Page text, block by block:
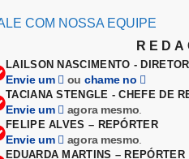
COM NOSSA EQUIPE
LAILSON NASCIMENTO -
Envie um ou chame no
TACIANA STENGLE - CHEFE DE
Envie um agora mesmo
FELIPE ALVES – REPÓRTER
Envie um agora mesmo
EDUARDA MARTINS – REPÓRTER